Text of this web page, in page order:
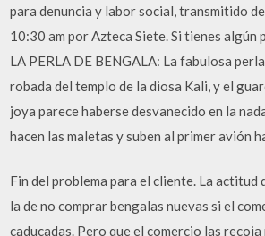
para denuncia y labor social, transmitido
10:30 am por Azteca Siete. Si tienes algún
LA PERLA DE BENGALA: La fabulosa
robada del templo de la diosa Kali, y el
joya parece haberse desvanecido en la
hacen las maletas y suben al primer avión
Fin del problema para el cliente. La actitud
la de no comprar bengalas nuevas si el
caducadas. Pero que el comercio las